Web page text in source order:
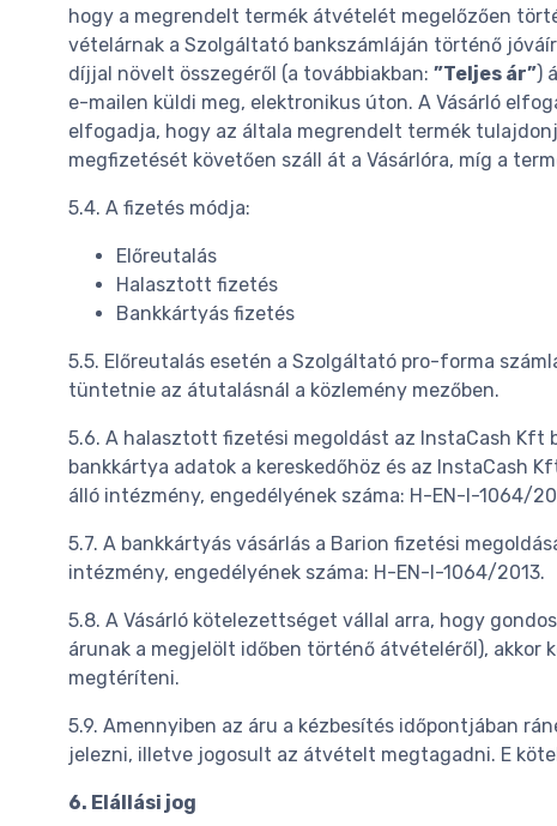
hogy a megrendelt termék átvételét megelőzően
vételárnak a Szolgáltató bankszámláján történő
díjjal növelt összegéről (a továbbiakban: ”Teljes ár”)
e-mailen küldi meg, elektronikus úton. A Vásárló
elfogadja, hogy az általa megrendelt termék
megfizetését követően száll át a Vásárlóra, míg a
5.4. A fizetés módja:
Előreutalás
Halasztott fizetés
Bankkártyás fizetés
5.5. Előreutalás esetén a Szolgáltató pro-forma
tüntetnie az átutalásnál a közlemény mezőben.
5.6. A halasztott fizetési megoldást az InstaCash Kft
bankkártya adatok a kereskedőhöz és az InstaCash
álló intézmény, engedélyének száma: H-EN-I-1064/
5.7. A bankkártyás vásárlás a Barion fizetési
intézmény, engedélyének száma: H-EN-I-1064/2013.
5.8. A Vásárló kötelezettséget vállal arra, hogy
árunak a megjelölt időben történő átvételéről), akkor
megtéríteni.
5.9. Amennyiben az áru a kézbesítés időpontjában
jelezni, illetve jogosult az átvételt megtagadni. E
6. Elállási jog